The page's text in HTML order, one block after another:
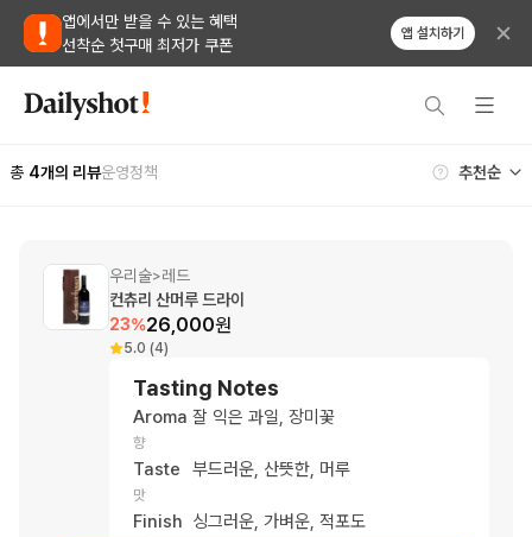
앱에서만 받을 수 있는 혜택
선착순 첫구매 최저가 쿠폰
앱 설치하기
총 4개의 리뷰운영정책
우리술>레드
컨츄리 산머루 드라이
23%26,000원
5.0 (4)
Tasting Notes
Aroma
향
잘 익은 과일, 장미꽃
Taste
맛
부드러운, 산뜻한, 머루
Finish 싱그러운, 가벼운, 적포도